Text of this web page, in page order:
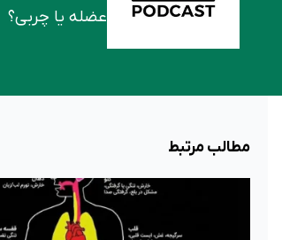
عضله یا چربی؟
مطالب مرتبط